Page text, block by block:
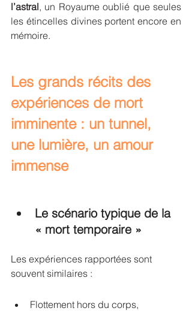
l’astral, un Royaume oublié que seules
les étincelles divines portent encore en
mémoire.
Les grands récits des
expériences de mort
imminente : un tunnel,
une lumière, un amour
immense
Le scénario typique de la
« mort temporaire »
Les expériences rapportées sont
souvent similaires :
Flottement hors du corps,